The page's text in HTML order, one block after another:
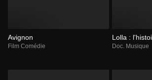
Avignon
Film Comédie
Lolla :
Doc. Musique